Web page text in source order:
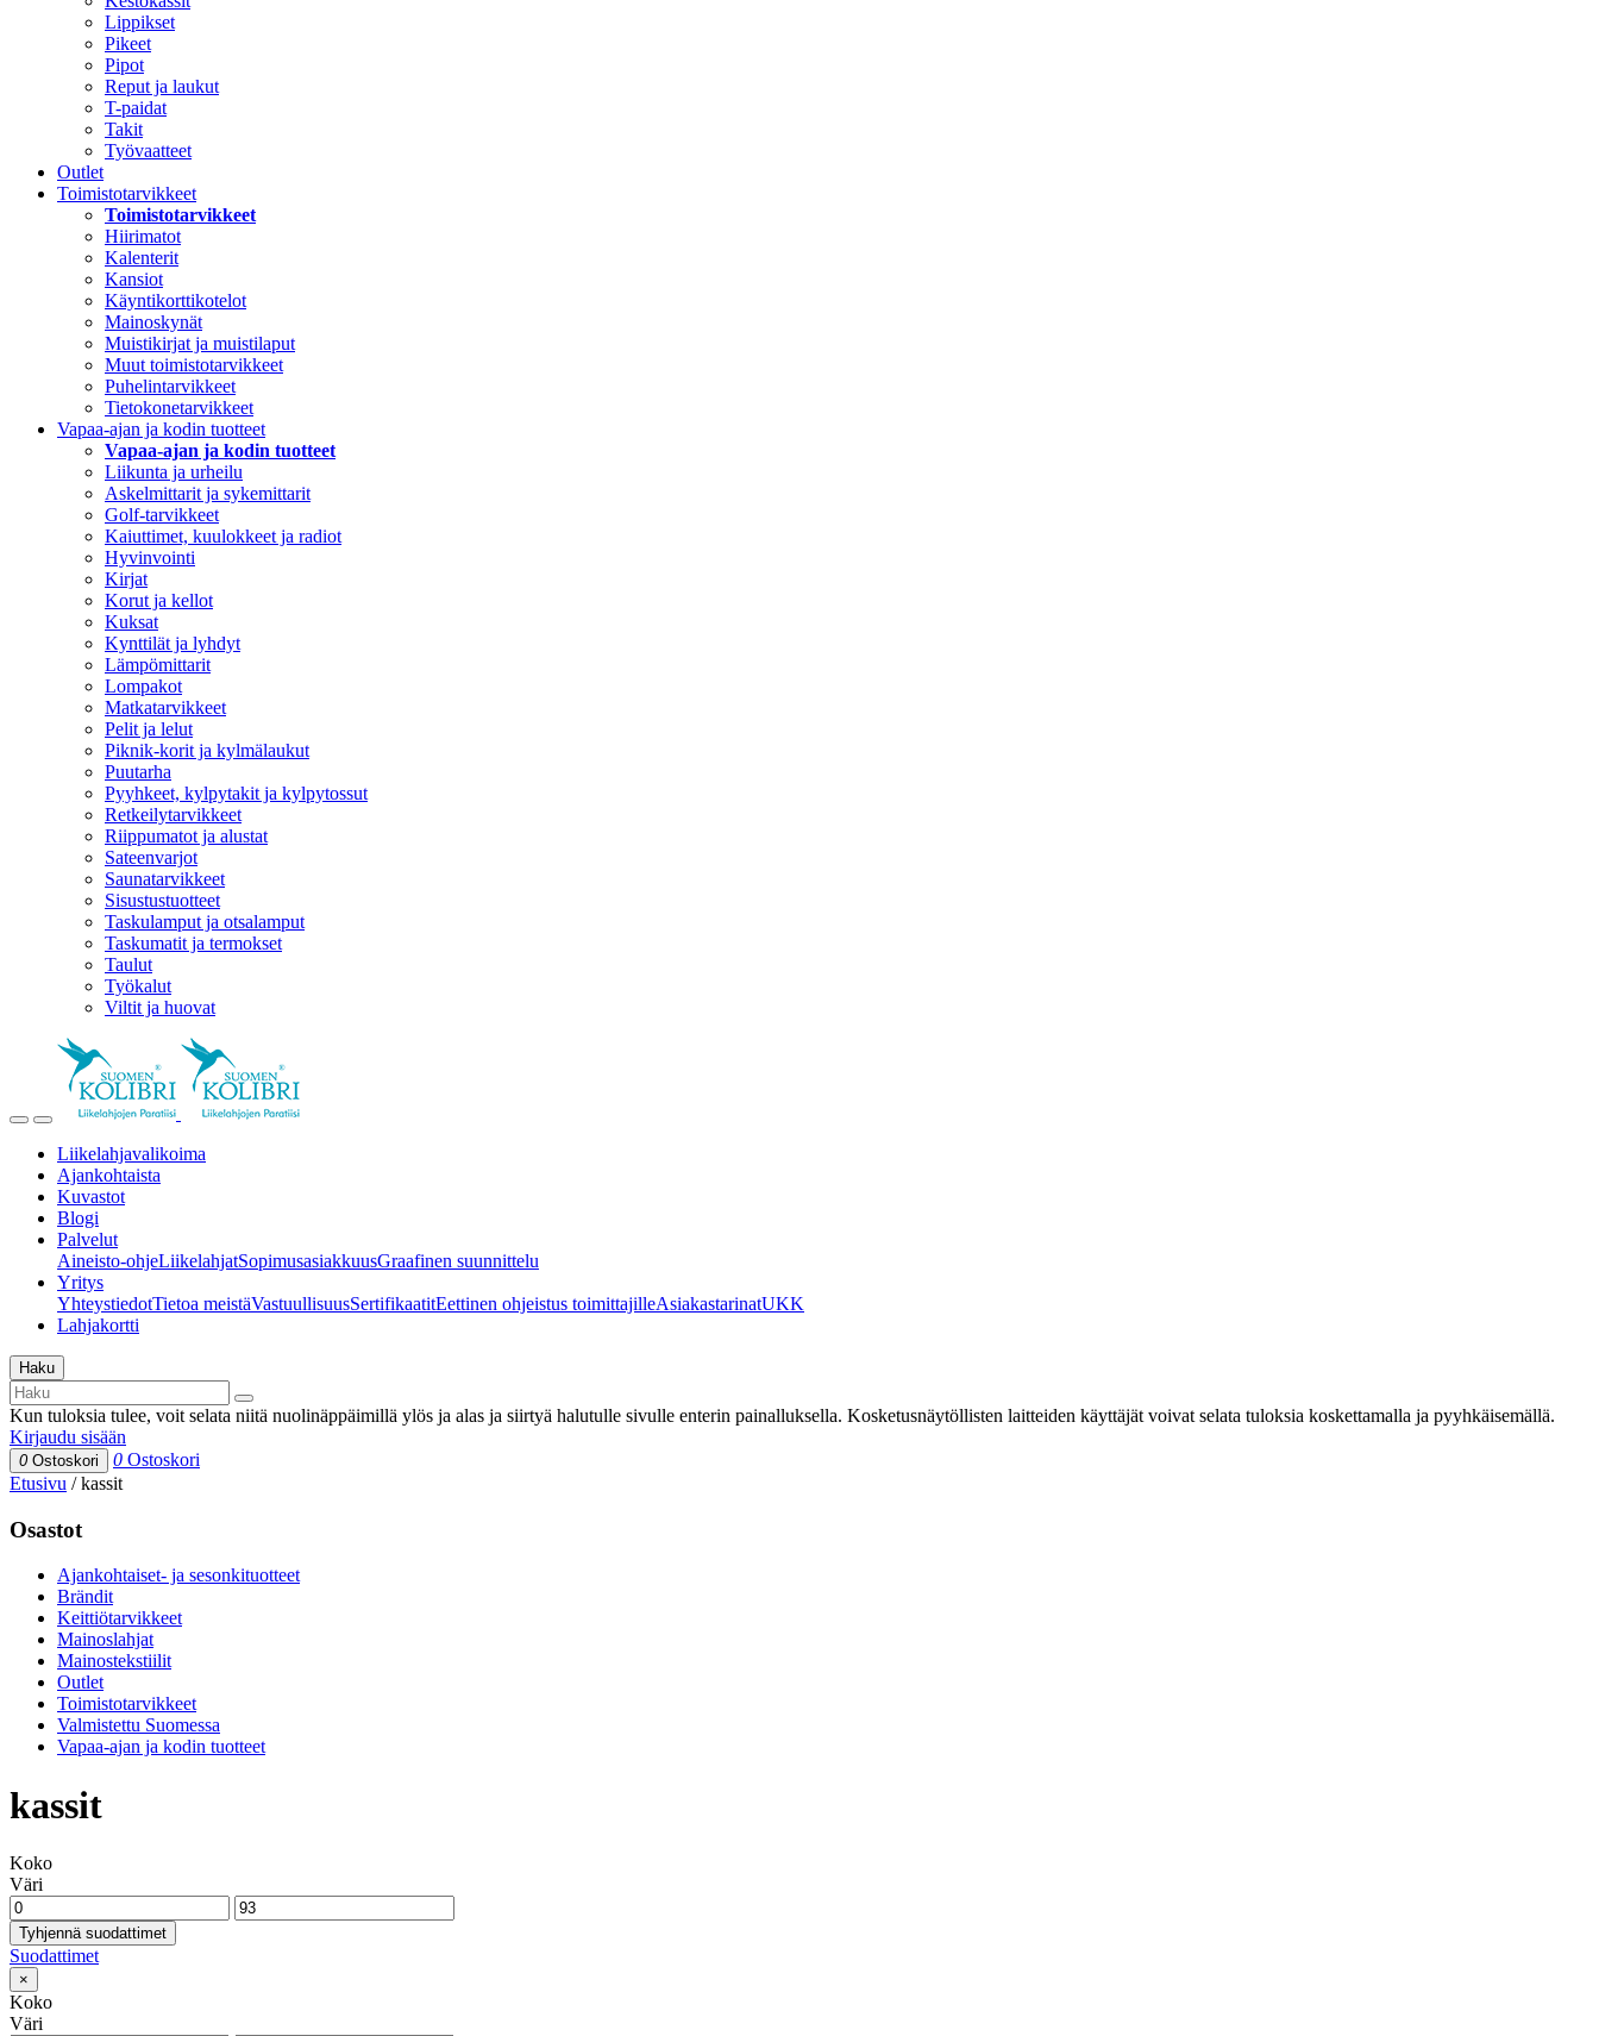
Lippikset
Pikeet
Pipot
Reput ja laukut
T-paidat
Takit
Työvaatteet
Outlet
Toimistotarvikkeet
Toimistotarvikkeet
Hiirimatot
Kalenterit
Kansiot
Käyntikorttikotelot
Mainoskynät
Muistikirjat ja muistilaput
Muut toimistotarvikkeet
Puhelintarvikkeet
Tietokonetarvikkeet
Vapaa-ajan ja kodin tuotteet
Vapaa-ajan ja kodin tuotteet
Liikunta ja urheilu
Askelmittarit ja sykemittarit
Golf-tarvikkeet
Kaiuttimet, kuulokkeet ja radiot
Hyvinvointi
Kirjat
Korut ja kellot
Kuksat
Kynttilät ja lyhdyt
Lämpömittarit
Lompakot
Matkatarvikkeet
Pelit ja lelut
Piknik-korit ja kylmälaukut
Puutarha
Pyyhkeet, kylpytakit ja kylpytossut
Retkeilytarvikkeet
Riippumatot ja alustat
Sateenvarjot
Saunatarvikkeet
Sisustustuotteet
Taskulamput ja otsalamput
Taskumatit ja termokset
Taulut
Työkalut
Viltit ja huovat
Liikelahjavalikoima
Ajankohtaista
Kuvastot
Blogi
Palvelut
Aineisto-ohjeLiikelahjatSopimusasiakkuusGraafinen suunnittelu
Yritys
YhteystiedotTietoa meistäVastuullisuusSertifikaatitEettinen ohjeistus toimittajilleAsiakastarinatUKK
Lahjakortti
Haku
Kun tuloksia tulee, voit selata niitä nuolinäppäimillä ylös ja alas ja siirtyä halutulle sivulle enterin painalluksella. Kosketusnäytöllisten laitteiden käyttäjät voivat selata tuloksia koskettamalla ja pyyhkäisemällä.
Kirjaudu sisään
0 Ostoskori 0 Ostoskori
Etusivu /kassit
Osastot
Ajankohtaiset- ja sesonkituotteet
Brändit
Keittiötarvikkeet
Mainoslahjat
Mainostekstiilit
Outlet
Toimistotarvikkeet
Valmistettu Suomessa
Vapaa-ajan ja kodin tuotteet
kassit
Koko
Väri
Tyhjennä suodattimet
Suodattimet
×
Koko
Väri